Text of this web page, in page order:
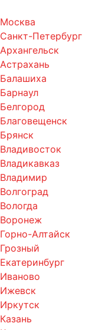
Москва
Санкт-Петербург
Архангельск
Астрахань
Балашиха
Барнаул
Белгород
Благовещенск
Брянск
Владивосток
Владикавказ
Владимир
Волгоград
Вологда
Воронеж
Горно-Алтайск
Грозный
Екатеринбург
Иваново
Ижевск
Иркутск
Казань